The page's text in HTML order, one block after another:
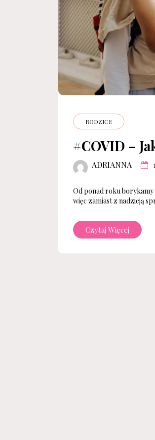
RODZICE
#COVID –
ADRIANNA
Od ponad roku borykamy
więc zamiast z nadzieją
Czytaj Więcej